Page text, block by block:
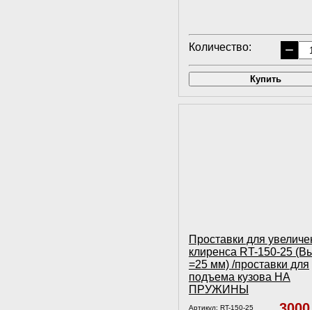
Количество: −
Купить
Проставки для
клиренса RT-150-25
=25 мм) /проставки для
подъема кузова НА
ПРУЖИНЫ
Артикул: RT-150-25